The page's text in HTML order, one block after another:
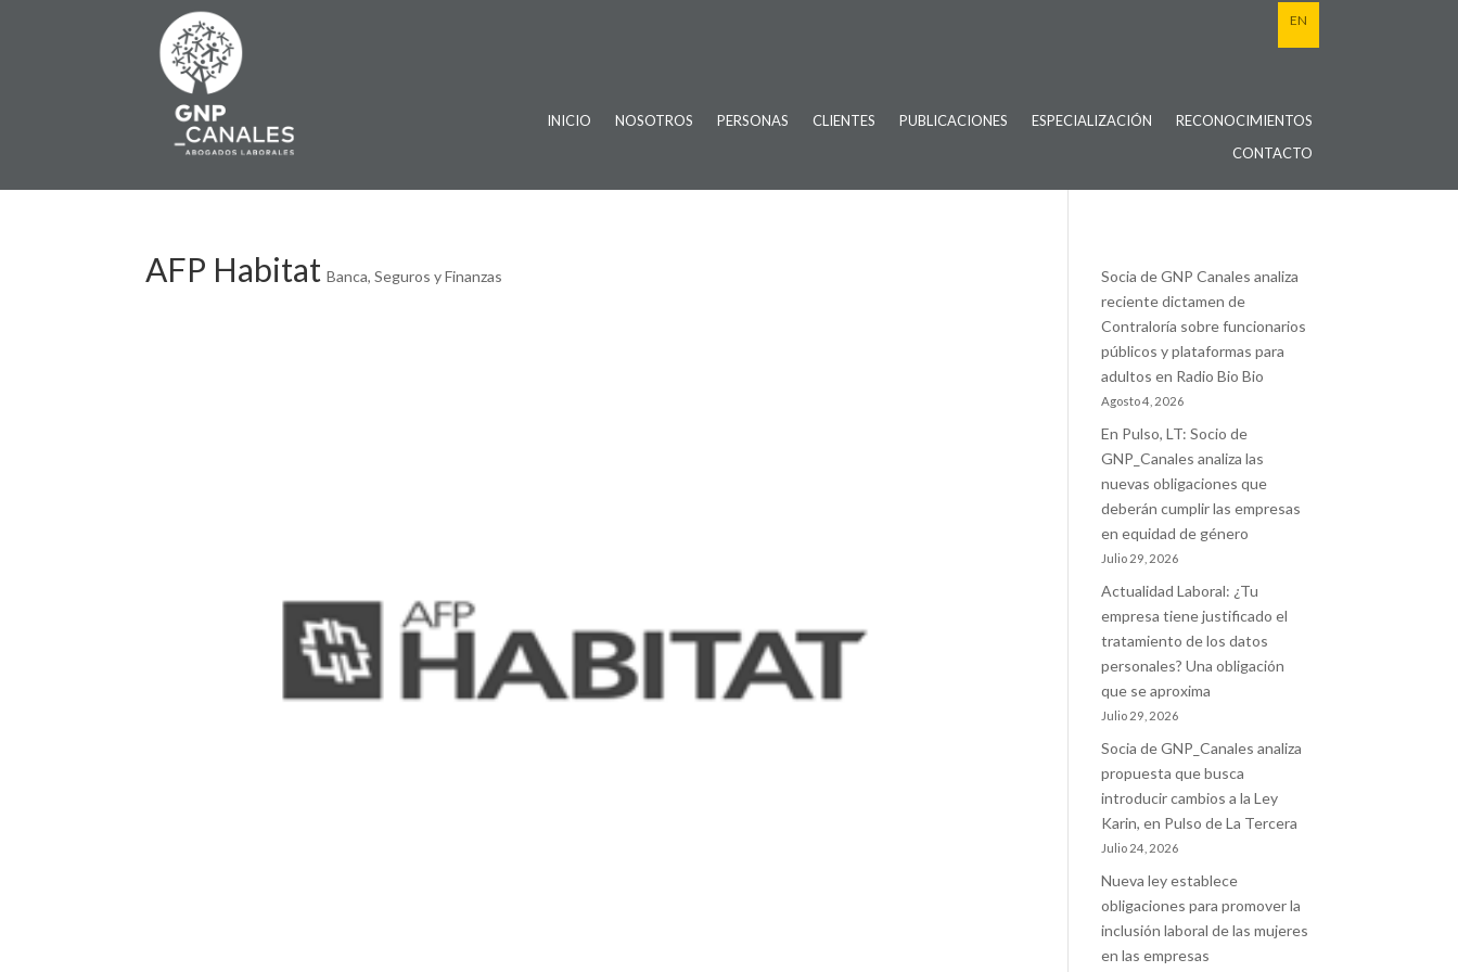
EN
INICIO NOSOTROS PERSONAS CLIENTES PUBLICACIONES ESPECIALIZACIÓN
RECONOCIMIENTOS
CONTACTO
AFP Habitat Banca, Seguros y Finanzas
Socia de GNP Canales analiza
reciente dictamen de
Contraloría sobre funcionarios
públicos y plataformas para
adultos en Radio Bio Bio
Agosto 4, 2026
En Pulso, LT: Socio de
GNP_Canales analiza las
nuevas obligaciones que
deberán cumplir las empresas
en equidad de género
Julio 29, 2026
Actualidad Laboral: ¿Tu
empresa tiene justificado el
tratamiento de los datos
personales? Una obligación
que se aproxima
Julio 29, 2026
Socia de GNP_Canales analiza
propuesta que busca
introducir cambios a la Ley
Karin, en Pulso de La Tercera
Julio 24, 2026
Nueva ley establece
obligaciones para promover la
inclusión laboral de las mujeres
en las empresas